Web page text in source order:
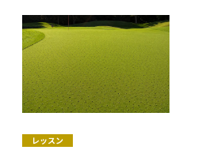
レッスン